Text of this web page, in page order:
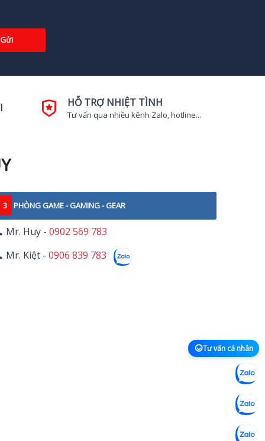
Gửi
HỖ TRỢ NHIỆT TÌNH
Tư vấn qua nhiều kênh Zalo, hotline...
3 PHÒNG GAME - GAMING - GEAR
Mr. Huy - 0902 569 783
Mr. Kiệt - 0906 839 783
Tư vấn cá nhân